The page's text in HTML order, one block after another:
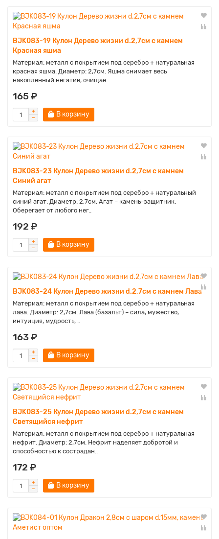
BJK083-19 Кулон Дерево жизни d.2,7см с камнем
Красная яшма
Материал: металл с покрытием под серебро + натуральная
красная яшма. Диаметр: 2,7см. Яшма снимает весь
накопленный негатив, очищае..
165 ₽
В корзину
BJK083-23 Кулон Дерево жизни d.2,7см с камнем
Синий агат
Материал: металл с покрытием под серебро + натуральный
синий агат. Диаметр: 2,7см. Агат – камень-защитник.
Оберегает от любого нег..
192 ₽
В корзину
BJK083-24 Кулон Дерево жизни d.2,7см с камнем Лава
Материал: металл с покрытием под серебро + натуральная
лава. Диаметр: 2,7см. Лава (базальт) – сила, мужество,
интуиция, мудрость, ..
163 ₽
В корзину
BJK083-25 Кулон Дерево жизни d.2,7см с камнем
Светящийся нефрит
Материал: металл с покрытием под серебро + натуральная
нефрит. Диаметр: 2,7см. Нефрит наделяет добротой и
способностью к сострадан..
172 ₽
В корзину